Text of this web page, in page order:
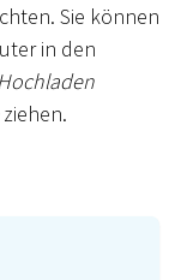
Sie können
in den
ziehen.